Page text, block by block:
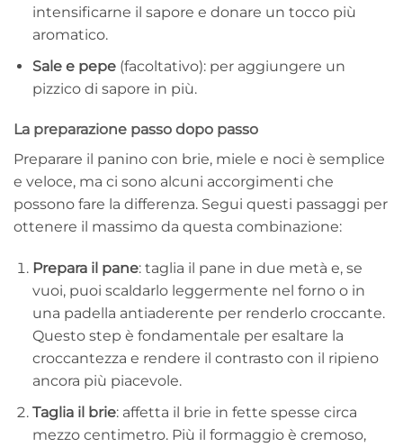
intensificarne il sapore e donare un tocco più
aromatico.
Sale e pepe(facoltativo): per aggiungere un
pizzico di sapore in più.
La preparazione passo dopo passo
Preparare il panino con brie, miele e noci è semplice
e veloce, ma ci sono alcuni accorgimenti che
possono fare la differenza. Segui questi passaggi per
ottenere il massimo da questa combinazione:
Prepara il pane: taglia il pane in due metà e, se
vuoi, puoi scaldarlo leggermente nel forno o in
una padella antiaderente per renderlo croccante.
Questo step è fondamentale per esaltare la
croccantezza e rendere il contrasto con il ripieno
ancora più piacevole.
Taglia il brie: affetta il brie in fette spesse circa
mezzo centimetro. Più il formaggio è cremoso,